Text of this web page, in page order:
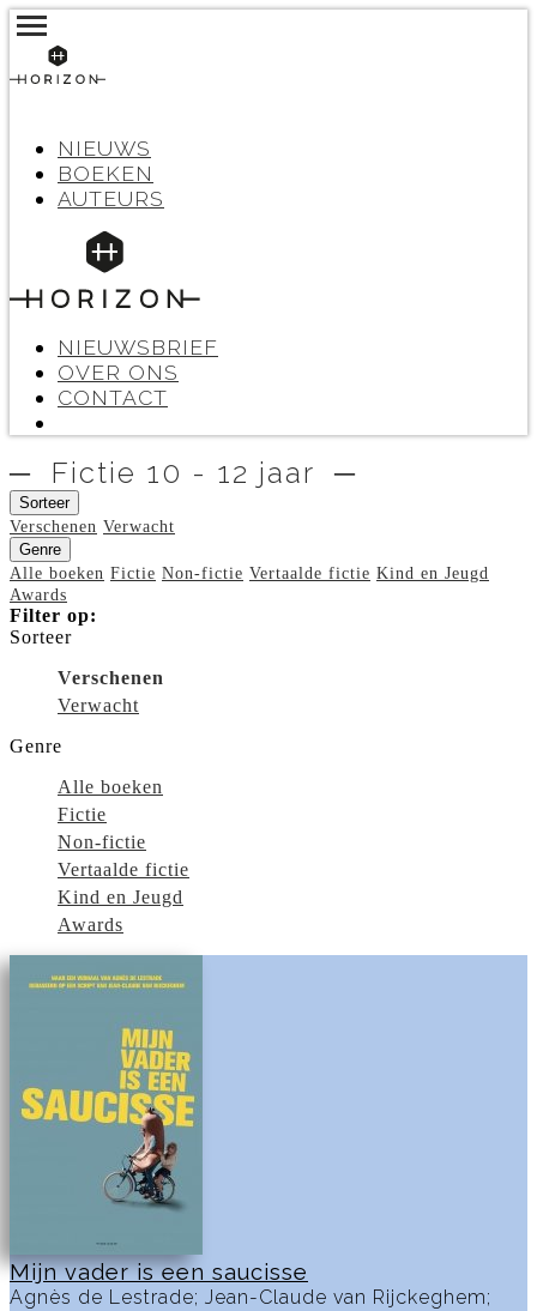
NIEUWS
BOEKEN
AUTEURS
NIEUWSBRIEF
OVER ONS
CONTACT
─ Fictie 10 - 12 jaar ─
Sorteer
Verschenen Verwacht
Genre
Alle boeken Fictie Non-fictie Vertaalde fictie Kind en Jeugd
Awards
Filter op:
Sorteer
Verschenen
Verwacht
Genre
Alle boeken
Fictie
Non-fictie
Vertaalde fictie
Kind en Jeugd
Awards
Mijn vader is een saucisse
Agnès de Lestrade; Jean-Claude van Rijckeghem;